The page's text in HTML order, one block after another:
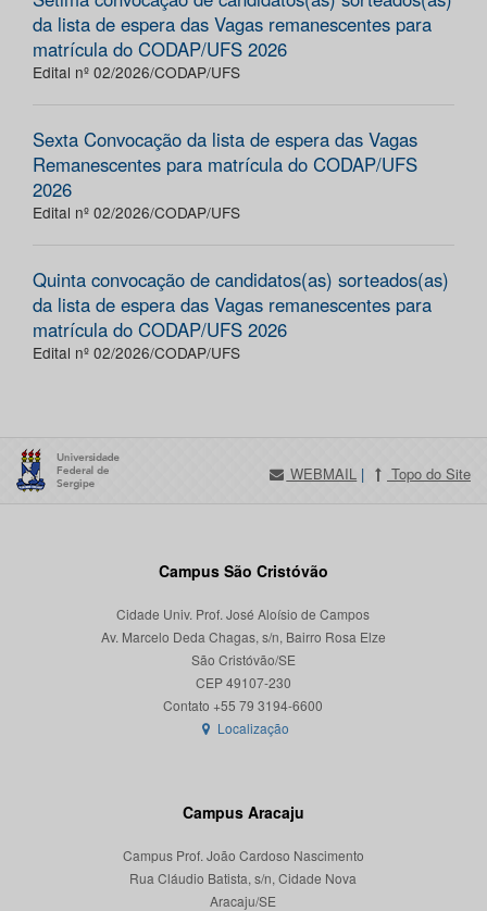
da lista de espera das Vagas remanescentes para
matrícula do CODAP/UFS 2026
Edital nº 02/2026/CODAP/UFS
Sexta Convocação da lista de espera das Vagas
Remanescentes para matrícula do CODAP/UFS
2026
Edital nº 02/2026/CODAP/UFS
Quinta convocação de candidatos(as) sorteados(as)
da lista de espera das Vagas remanescentes para
matrícula do CODAP/UFS 2026
Edital nº 02/2026/CODAP/UFS
WEBMAIL | Topo do Site
Campus São Cristóvão
Cidade Univ. Prof. José Aloísio de Campos
Av. Marcelo Deda Chagas, s/n, Bairro Rosa Elze
São Cristóvão/SE
CEP 49107-230
Localização
Campus Aracaju
Campus Prof. João Cardoso Nascimento
Rua Cláudio Batista, s/n, Cidade Nova
Aracaju/SE